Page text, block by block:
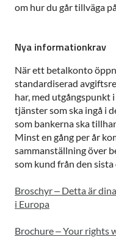
om hur du går tillväga
Nya informationkrav
När ett betalkonto
standardiserad
har, med utgångspunkt
tjänster som ska ingå i
som bankerna ska
Minst en gång per år
sammanställning över
som kund från den
Broschyr – Detta är
i Europa
Brochure – Your rights